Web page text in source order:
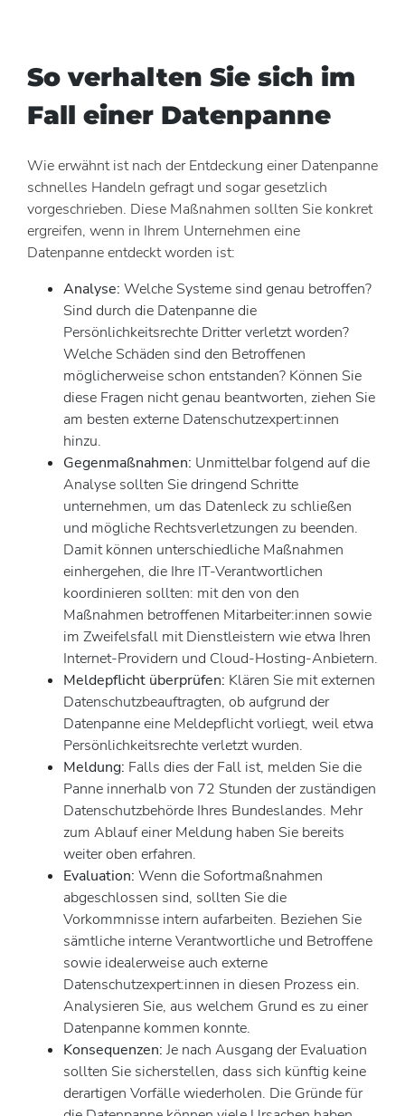
So verhalten Sie sich im
Fall einer Datenpanne
Wie erwähnt ist nach der Entdeckung einer Datenpanne
schnelles Handeln gefragt und sogar gesetzlich
vorgeschrieben. Diese Maßnahmen sollten Sie konkret
ergreifen, wenn in Ihrem Unternehmen eine
Datenpanne entdeckt worden ist:
Analyse: Welche Systeme sind genau betroffen?
Sind durch die Datenpanne die
Persönlichkeitsrechte Dritter verletzt worden?
Welche Schäden sind den Betroffenen
möglicherweise schon entstanden? Können Sie
diese Fragen nicht genau beantworten, ziehen Sie
am besten externe Datenschutzexpert:innen
hinzu.
Gegenmaßnahmen: Unmittelbar folgend auf die
Analyse sollten Sie dringend Schritte
unternehmen, um das Datenleck zu schließen
und mögliche Rechtsverletzungen zu beenden.
Damit können unterschiedliche Maßnahmen
einhergehen, die Ihre IT-Verantwortlichen
koordinieren sollten: mit den von den
Maßnahmen betroffenen Mitarbeiter:innen sowie
im Zweifelsfall mit Dienstleistern wie etwa Ihren
Internet-Providern und Cloud-Hosting-Anbietern.
Meldepflicht überprüfen: Klären Sie mit externen
Datenschutzbeauftragten, ob aufgrund der
Datenpanne eine Meldepflicht vorliegt, weil etwa
Persönlichkeitsrechte verletzt wurden.
Meldung: Falls dies der Fall ist, melden Sie die
Panne innerhalb von 72 Stunden der zuständigen
Datenschutzbehörde Ihres Bundeslandes. Mehr
zum Ablauf einer Meldung haben Sie bereits
weiter oben erfahren.
Evaluation: Wenn die Sofortmaßnahmen
abgeschlossen sind, sollten Sie die
Vorkommnisse intern aufarbeiten. Beziehen Sie
sämtliche interne Verantwortliche und Betroffene
sowie idealerweise auch externe
Datenschutzexpert:innen in diesen Prozess ein.
Analysieren Sie, aus welchem Grund es zu einer
Datenpanne kommen konnte.
Konsequenzen: Je nach Ausgang der Evaluation
sollten Sie sicherstellen, dass sich künftig keine
derartigen Vorfälle wiederholen. Die Gründe für